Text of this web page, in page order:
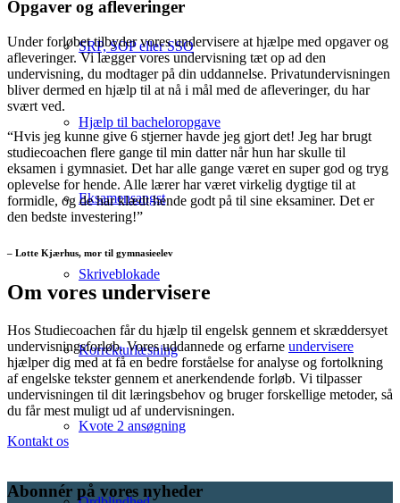
SRP, SOP eller SSO
Hjælp til bacheloropgave
Eksamensangst
Skriveblokade
Korrekturlæsning
Kvote 2 ansøgning
Opgaver og afleveringer
Under forløbet tilbyder vores undervisere at hjælpe med opgaver og
afleveringer. Vi lægger vores undervisning tæt op ad den
undervisning, du modtager på din uddannelse. Privatundervisningen
bliver dermed en hjælp til at nå i mål med de afleveringer, du har
svært ved.
“Hvis jeg kunne give 6 stjerner havde jeg gjort det! Jeg har brugt
studiecoachen flere gange til min datter når hun har skulle til
eksamen i gymnasiet. Det har alle gange været en super god og tryg
oplevelse for hende. Alle lærer har været virkelig dygtige til at
formidle, og de har klædt hende godt på til sine eksaminer. Det er
den bedste investering!”
– Lotte Kjærhus, mor til gymnasieelev
Om vores undervisere
Hos Studiecoachen får du hjælp til engelsk gennem et skræddersyet
undervisningsforløb. Vores uddannede og erfarne undervisere
hjælper dig med at få en bedre forståelse for analyse og fortolkning
af engelske tekster gennem et anerkendende forløb. Vi tilpasser
undervisningen til dit læringsbehov og bruger forskellige metoder, så
du får mest muligt ud af undervisningen.
Kontakt os
Abonnér på vores nyheder